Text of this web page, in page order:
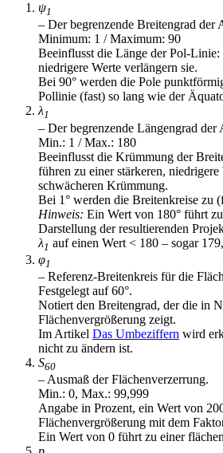
ψ1
– Der begrenzende Breitengrad der
Minimum: 1 / Maximum: 90
Beeinflusst die Länge der Pol-
niedrigere Werte verlängern sie.
Bei 90° werden die Pole
Pollinie (fast) so lang wie der
λ1
– Der begrenzende Längengrad der
Min.: 1 / Max.: 180
Beeinflusst die Krümmung der
führen zu einer stärkeren, niedrigere
schwächeren Krümmung.
Bei 1° werden die Breitenkreise zu
Hinweis: Ein Wert von 180° führt
Darstellung der resultierenden
λ1 auf einen Wert < 180 – sogar
φ1
– Referenz-Breitenkreis für die
Festgelegt auf 60°.
Notiert den Breitengrad, der die in
Flächenvergrößerung zeigt.
Im Artikel Das Umbeziffern wird
nicht zu ändern ist.
S60
– Ausmaß der Flächenverzerrung.
Min.: 0, Max.: 99,999
Angabe in Prozent, ein Wert von
Flächenvergrößerung mit dem
Ein Wert von 0 führt zu einer